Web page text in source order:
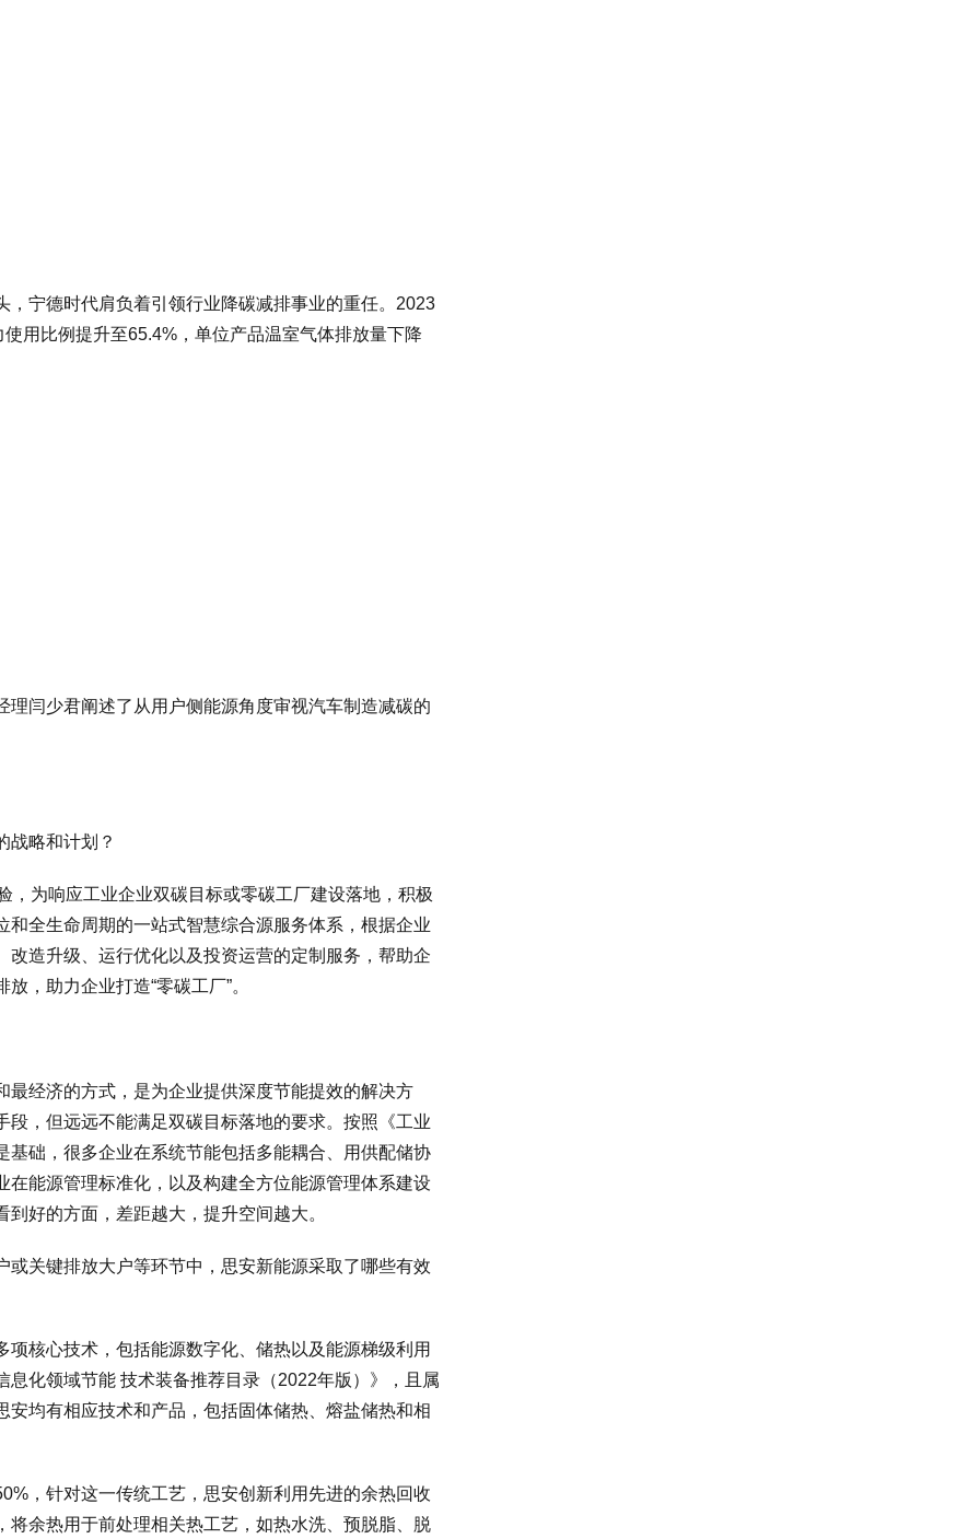
宁德时代肩负着引领行业降碳减排事业的重任。2023
用比例提升至65.4%，单位产品温室气体排放量下降
闫少君阐述了从用户侧能源角度审视汽车制造减碳的
战略和计划？
，为响应工业企业双碳目标或零碳工厂建设落地，积极
全生命周期的一站式智慧综合源服务体系，根据企业
造升级、运行优化以及投资运营的定制服务，帮助企
，助力企业打造“零碳工厂”。
经济的方式，是为企业提供深度节能提效的解决方
，但远远不能满足双碳目标落地的要求。按照《工业
础，很多企业在系统节能包括多能耦合、用供配储协
能源管理标准化，以及构建全方位能源管理体系建设
好的方面，差距越大，提升空间越大。
关键排放大户等环节中，思安新能源采取了哪些有效
核心技术，包括能源数字化、储热以及能源梯级利用
化领域节能 技术装备推荐目录（2022年版）》，且属
均有相应技术和产品，包括固体储热、熔盐储热和相
，针对这一传统工艺，思安创新利用先进的余热回收
余热用于前处理相关热工艺，如热水洗、预脱脂、脱